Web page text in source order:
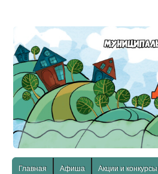
Главная Афиша Акции и конкурсы